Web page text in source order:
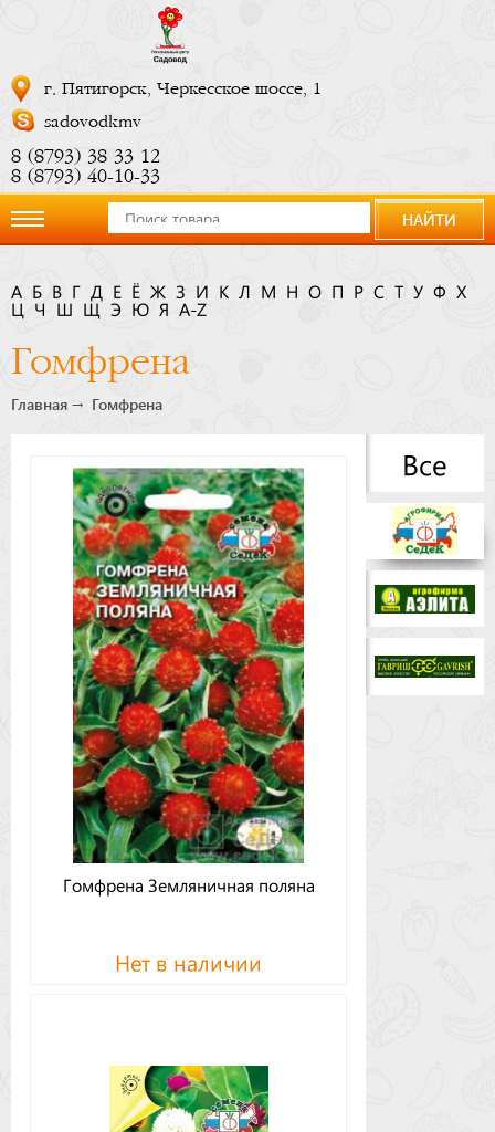
г. Пятигорск, Черкесское шоссе, 1
sadovodkmv
8 (8793) 38 33 12
8 (8793) 40-10-33
компании
Новости
сейчас
Бренды
Доставка
Оптовикам
НАЙТИ
А Б В Г Д Е Ё Ж З И К Л М Н О П Р С Т У Ф
Х
Ч Э Ю Я A-Z
Гомфрена
Главная Гомфрена
Гомфрена Земляничная поляна
Нет в наличии
Все